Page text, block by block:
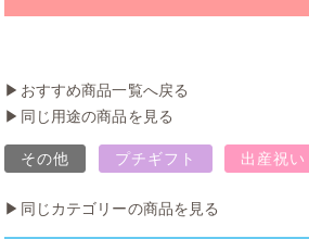
▶︎ おすすめ商品一覧へ戻る
▶︎ 同じ用途の商品を見る
その他 プチギフト 出産祝い
▶︎ 同じカテゴリーの商品を見る